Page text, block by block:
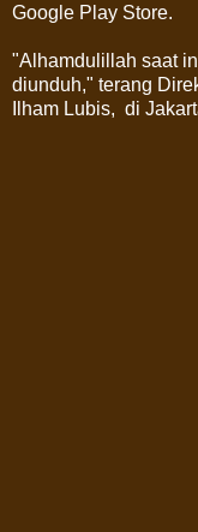
Google Play Store.
"Alhamdulillah saat
diunduh," terang
Ilham Lubis, di